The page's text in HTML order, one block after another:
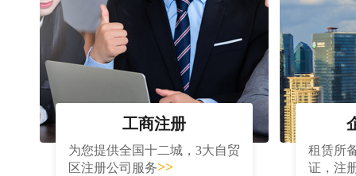
工商注册
为您提供全国十二城，3大自贸
区注册公司服务>>
租赁所
证，注